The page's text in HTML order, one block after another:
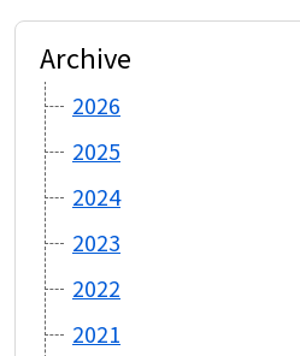
Archive
2026
2025
2024
2023
2022
2021